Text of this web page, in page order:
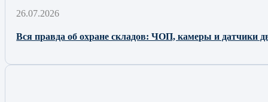
26.07.2026
Вся правда об охране складов: ЧОП, камеры и датчики